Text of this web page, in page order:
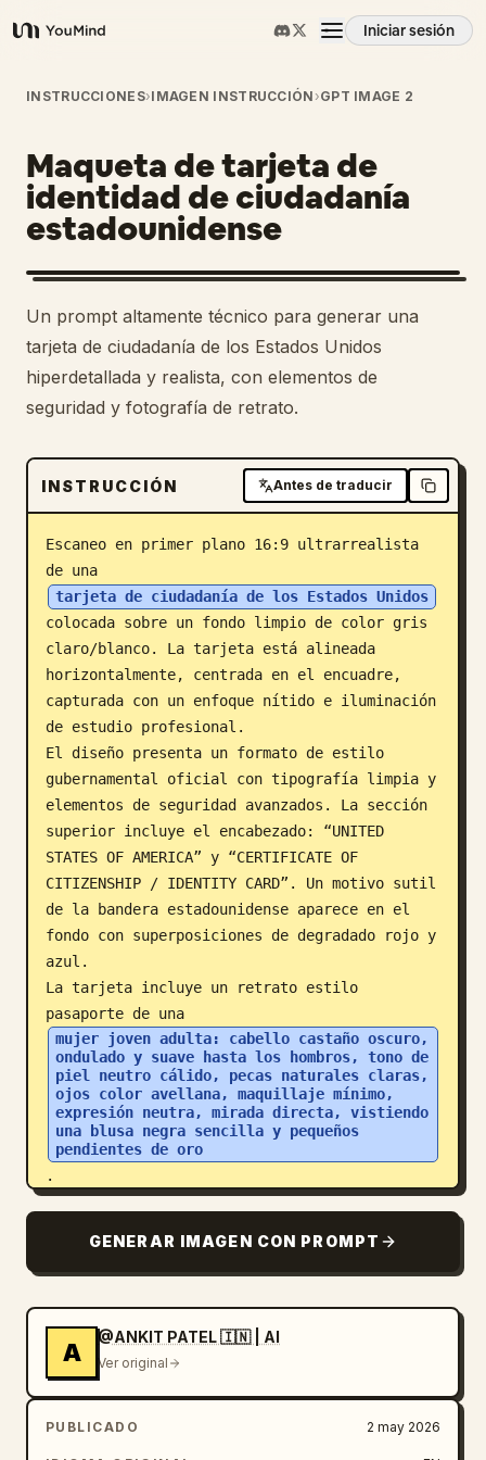
YouMind
Iniciar sesión
Resumen
Casos de uso
Habilidades
Prompts
Precios
Blog
Actualizaciones
INSTRUCCIONES›IMAGEN INSTRUCCIÓN ›GPT IMAGE 2
Maqueta de tarjeta de
identidad de ciudadanía
estadounidense
Un prompt altamente técnico para generar una
tarjeta de ciudadanía de los Estados Unidos
hiperdetallada y realista, con elementos de
seguridad y fotografía de retrato.
INSTRUCCIÓN Antes de traducir
Escaneo en primer plano 16:9 ultrarrealista
de una
tarjeta de ciudadanía de los Estados Unidos
colocada sobre un fondo limpio de color gris
claro/blanco. La tarjeta está alineada
horizontalmente, centrada en el encuadre,
capturada con un enfoque nítido e iluminación
de estudio profesional.
El diseño presenta un formato de estilo
gubernamental oficial con tipografía limpia y
elementos de seguridad avanzados. La sección
superior incluye el encabezado: “UNITED
STATES OF AMERICA” y “CERTIFICATE OF
CITIZENSHIP / IDENTITY CARD”. Un motivo sutil
de la bandera estadounidense aparece en el
fondo con superposiciones de degradado rojo y
azul.
La tarjeta incluye un retrato estilo
pasaporte de una
mujer joven adulta: cabello castaño oscuro,
ondulado y suave hasta los hombros, tono de
piel neutro cálido, pecas naturales claras,
ojos color avellana, maquillaje mínimo,
expresión neutra, mirada directa, vistiendo
una blusa negra sencilla y pequeños
pendientes de oro
.
Detalles personales mostrados claramente:
– Fecha de nacimiento: 09 AGO 1997
– Lugar de nacimiento: LOS ANGELES,
CALIFORNIA, USA
– Número de ciudadanía: USC-8492-7731
– Fecha de expedición: 12 ENE 2025
– Nacionalidad: UNITED STATES
GENERAR IMAGEN CON PROMPT
A
@ANKIT PATEL 🇮🇳 | AI
Ver original
PUBLICADO 2 may 2026